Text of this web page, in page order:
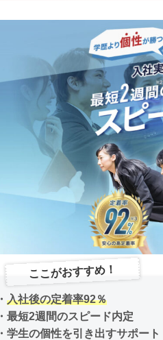
ここがおすすめ！
・ 入社後の定着率92％
・最短2週間のスピード内定
・学生の個性を引き出すサポート